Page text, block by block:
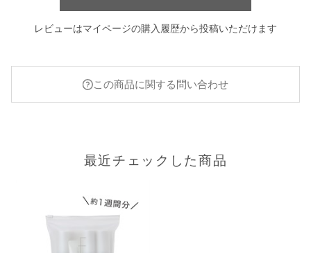
レビューはマイページの購入履歴から投稿いただけます
この商品に関する問い合わせ
最近チェックした商品